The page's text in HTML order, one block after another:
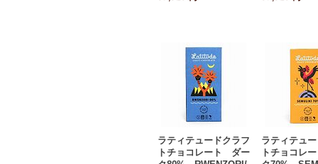
ラティテュードクラフ
トチョコレート ダー
ラティテュ
トチョコレ